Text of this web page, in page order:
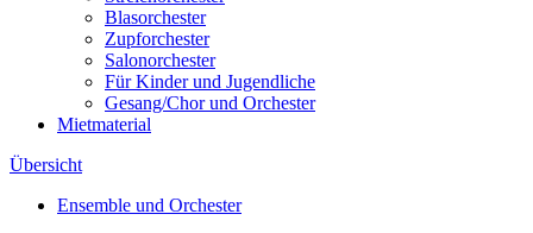
Blasorchester
Zupforchester
Salonorchester
Für Kinder und Jugendliche
Gesang/Chor und Orchester
Mietmaterial
Übersicht
Ensemble und Orchester